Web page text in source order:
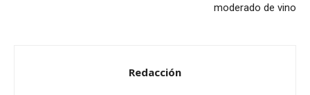
moderado de vino
Redacción